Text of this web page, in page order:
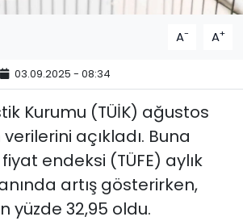
A- A+
03.09.2025 - 08:34
Kurumu (TÜİK) ağustos
açıkladı. Buna
endeksi (TÜFE) aylık
artış gösterirken,
yüzde 32,95 oldu.